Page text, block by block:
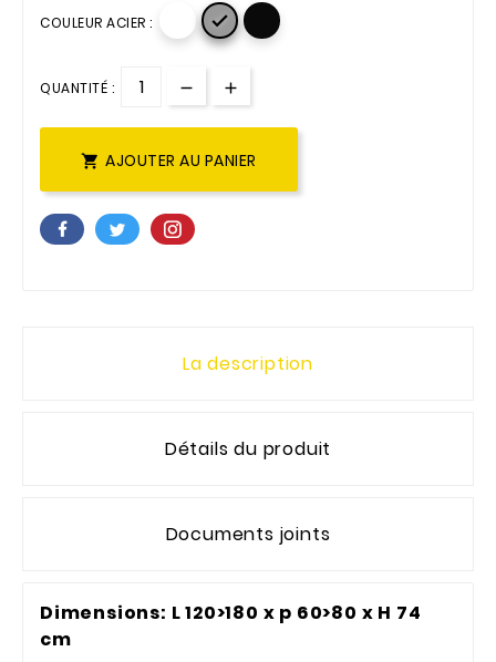
COULEUR ACIER : 
QUANTITÉ :
 AJOUTER AU PANIER
La description
Détails du produit
Documents joints
Dimensions: L 120>180 x p 60>80 x H 74
cm